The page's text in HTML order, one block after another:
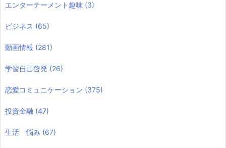
エンターテーメント趣味 (3)
ビジネス (65)
動画情報 (281)
学習自己啓発 (26)
恋愛コミュニケーション (375)
投資金融 (47)
生活 悩み (67)